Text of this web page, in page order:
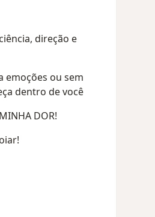
direção e
emoções ou sem
dentro de você
DOR!